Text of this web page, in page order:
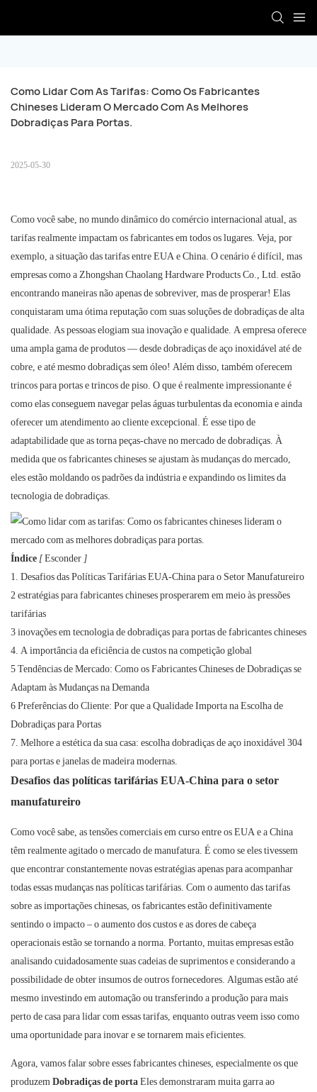
Como Lidar Com As Tarifas: Como Os Fabricantes
Chineses Lideram O Mercado Com As Melhores
Dobradiças Para Portas.
2025-05-30
Como você sabe, no mundo dinâmico do comércio internacional atual, as
tarifas realmente impactam os fabricantes em todos os lugares. Veja, por
exemplo, a situação das tarifas entre EUA e China. O cenário é difícil, mas
empresas como a Zhongshan Chaolang Hardware Products Co., Ltd. estão
encontrando maneiras não apenas de sobreviver, mas de prosperar! Elas
conquistaram uma ótima reputação com suas soluções de dobradiças de alta
qualidade. As pessoas elogiam sua inovação e qualidade. A empresa oferece
uma ampla gama de produtos — desde dobradiças de aço inoxidável até de
cobre, e até mesmo dobradiças sem óleo! Além disso, também oferecem
trincos para portas e trincos de piso. O que é realmente impressionante é
como elas conseguem navegar pelas águas turbulentas da economia e ainda
oferecer um atendimento ao cliente excepcional. É esse tipo de
adaptabilidade que as torna peças-chave no mercado de dobradiças. À
medida que os fabricantes chineses se ajustam às mudanças do mercado,
eles estão moldando os padrões da indústria e expandindo os limites da
tecnologia de dobradiças.
Índice [Esconder ]
1. Desafios das Políticas Tarifárias EUA-China para o Setor Manufatureiro
2 estratégias para fabricantes chineses prosperarem em meio às pressões
tarifárias
3 inovações em tecnologia de dobradiças para portas de fabricantes chineses
4. A importância da eficiência de custos na competição global
5 Tendências de Mercado: Como os Fabricantes Chineses de Dobradiças se
Adaptam às Mudanças na Demanda
6 Preferências do Cliente: Por que a Qualidade Importa na Escolha de
Dobradiças para Portas
7. Melhore a estética da sua casa: escolha dobradiças de aço inoxidável 304
para portas e janelas de madeira modernas.
Desafios das políticas tarifárias EUA-China para o setor
manufatureiro
Como você sabe, as tensões comerciais em curso entre os EUA e a China
têm realmente agitado o mercado de manufatura. É como se eles tivessem
que encontrar constantemente novas estratégias apenas para acompanhar
todas essas mudanças nas políticas tarifárias. Com o aumento das tarifas
sobre as importações chinesas, os fabricantes estão definitivamente
sentindo o impacto – o aumento dos custos e as dores de cabeça
operacionais estão se tornando a norma. Portanto, muitas empresas estão
analisando cuidadosamente suas cadeias de suprimentos e considerando a
possibilidade de obter insumos de outros fornecedores. Algumas estão até
mesmo investindo em automação ou transferindo a produção para mais
perto de casa para lidar com essas tarifas, enquanto outras veem isso como
uma oportunidade para inovar e se tornarem mais eficientes.
Agora, vamos falar sobre esses fabricantes chineses, especialmente os que
produzemDobradiças de portaEles demonstraram muita garra ao